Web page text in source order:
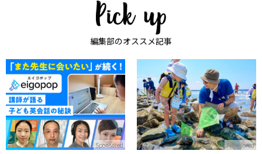
編集部のオススメ記事
Sponsored Sponsored